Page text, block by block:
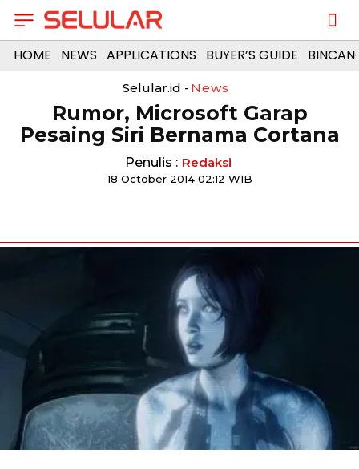
HOME NEWS APPLICATIONS BUYER’S GUIDE
Selular.id - News
Rumor, Microsoft Garap
Pesaing Siri Bernama Cortana
Penulis : Redaksi
18 October 2014 02:12 WIB